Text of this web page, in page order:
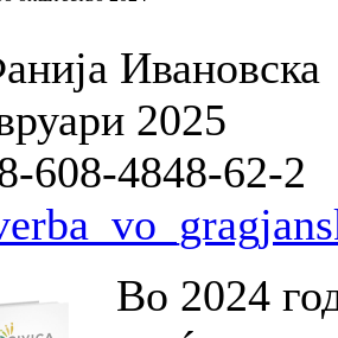
Ивановска
2025
608-4848-62-2
Во 2024